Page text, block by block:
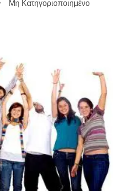
Μη Κατηγοριοποιημένο